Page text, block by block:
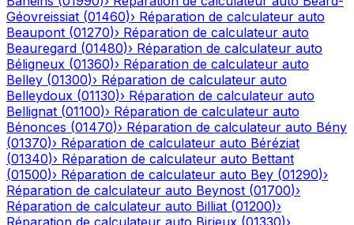
Géovreissiat (01460)› Réparation de calculateur auto
Beaupont (01270)› Réparation de calculateur auto
Beauregard (01480)› Réparation de calculateur auto
Béligneux (01360)› Réparation de calculateur auto
Belley (01300)› Réparation de calculateur auto
Belleydoux (01130)› Réparation de calculateur auto
Bellignat (01100)› Réparation de calculateur auto
Bénonces (01470)› Réparation de calculateur auto Bény
(01370)› Réparation de calculateur auto Béréziat
(01340)› Réparation de calculateur auto Bettant
(01500)› Réparation de calculateur auto Bey (01290)›
Réparation de calculateur auto Beynost (01700)›
Réparation de calculateur auto Billiat (01200)›
Réparation de calculateur auto Birieux (01330)›